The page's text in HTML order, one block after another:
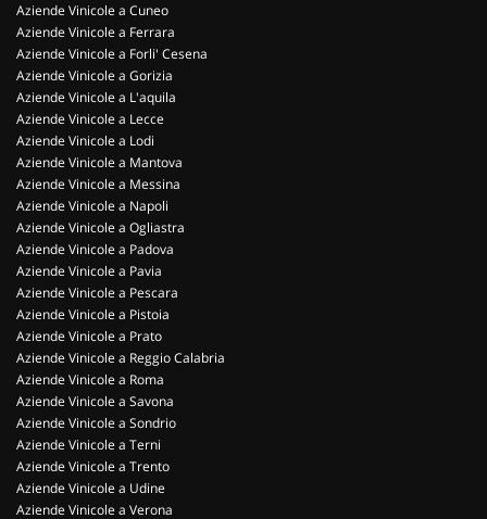
Aziende Vinicole a Cuneo
Aziende Vinicole a Ferrara
Aziende Vinicole a Forli' Cesena
Aziende Vinicole a Gorizia
Aziende Vinicole a L'aquila
Aziende Vinicole a Lecce
Aziende Vinicole a Lodi
Aziende Vinicole a Mantova
Aziende Vinicole a Messina
Aziende Vinicole a Napoli
Aziende Vinicole a Ogliastra
Aziende Vinicole a Padova
Aziende Vinicole a Pavia
Aziende Vinicole a Pescara
Aziende Vinicole a Pistoia
Aziende Vinicole a Prato
Aziende Vinicole a Reggio Calabria
Aziende Vinicole a Roma
Aziende Vinicole a Savona
Aziende Vinicole a Sondrio
Aziende Vinicole a Terni
Aziende Vinicole a Trento
Aziende Vinicole a Udine
Aziende Vinicole a Verona